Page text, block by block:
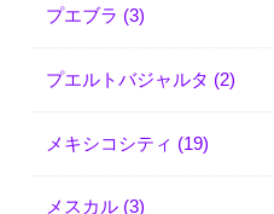
プエブラ (3)
プエルトバジャルタ (2)
メキシコシティ (19)
メスカル (3)